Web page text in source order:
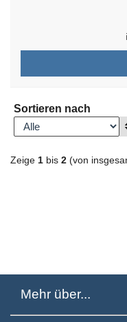
Sortieren nach
Zeige 1 bis 2 (von
Mehr über...